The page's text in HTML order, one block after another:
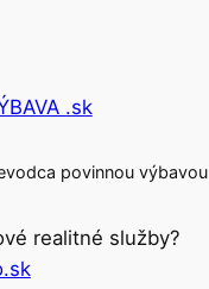
.sk
povinnou výbavou
realitné služby?